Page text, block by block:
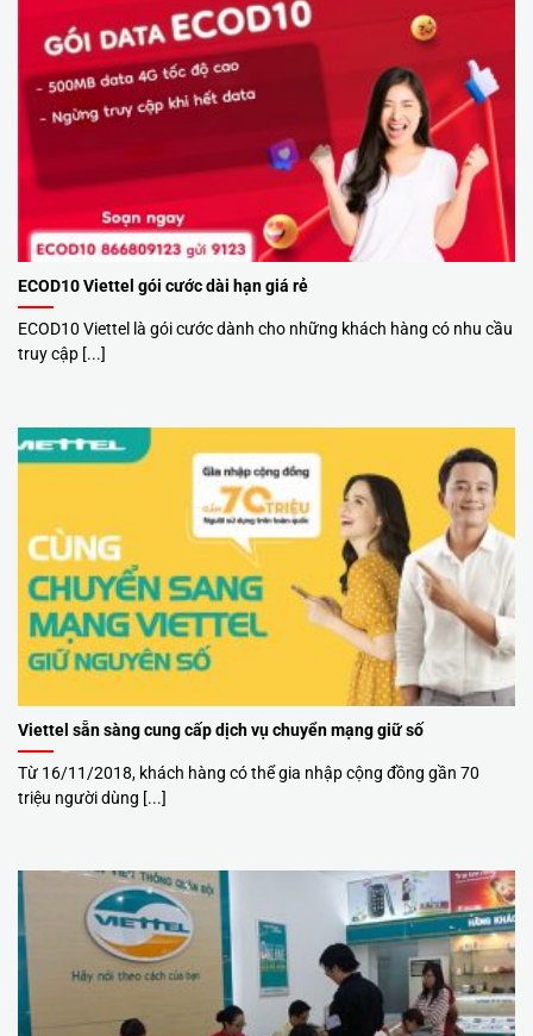
ECOD10 Viettel gói cước dài hạn giá rẻ
ECOD10 Viettel là gói cước dành cho những khách hàng có nhu cầu
truy cập [...]
Viettel sẵn sàng cung cấp dịch vụ chuyển mạng giữ số
Từ 16/11/2018, khách hàng có thể gia nhập cộng đồng gần 70
triệu người dùng [...]